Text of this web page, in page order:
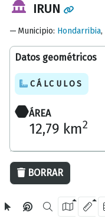
OpenStreetMap
IRUN
Municipio: Hondarribia,
Datos geométricos
CÁLCULOS
ÁREA
12,79 km2
BORRAR